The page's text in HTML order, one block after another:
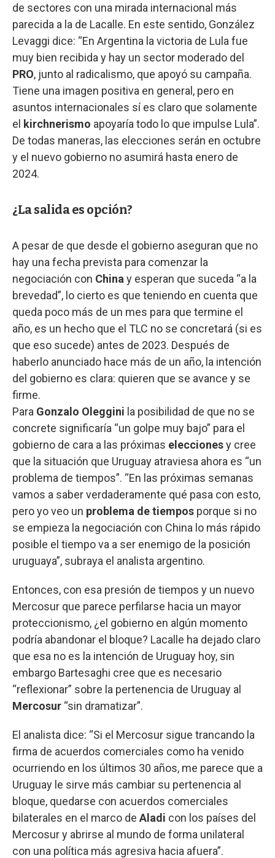
de sectores con una mirada internacional más
parecida a la de Lacalle. En este sentido, González
Levaggi dice: “En Argentina la victoria de Lula fue
muy bien recibida y hay un sector moderado del
PRO, junto al radicalismo, que apoyó su campaña.
Tiene una imagen positiva en general, pero en
asuntos internacionales sí es claro que solamente
el kirchnerismo apoyaría todo lo que impulse Lula”.
De todas maneras, las elecciones serán en octubre
y el nuevo gobierno no asumirá hasta enero de
2024.
¿La salida es opción?
A pesar de que desde el gobierno aseguran que no
hay una fecha prevista para comenzar la
negociación con China y esperan que suceda “a la
brevedad”, lo cierto es que teniendo en cuenta que
queda poco más de un mes para que termine el
año, es un hecho que el TLC no se concretará (si es
que eso sucede) antes de 2023. Después de
haberlo anunciado hace más de un año, la intención
del gobierno es clara: quieren que se avance y se
firme.
Para Gonzalo Oleggini la posibilidad de que no se
concrete significaría “un golpe muy bajo” para el
gobierno de cara a las próximas eleccionesy cree
que la situación que Uruguay atraviesa ahora es “un
problema de tiempos”. “En las próximas semanas
vamos a saber verdaderamente qué pasa con esto,
pero yo veo un problema de tiempos porque si no
se empieza la negociación con China lo más rápido
posible el tiempo va a ser enemigo de la posición
uruguaya”, subraya el analista argentino.
Entonces, con esa presión de tiempos y un nuevo
Mercosur que parece perfilarse hacia un mayor
proteccionismo, ¿el gobierno en algún momento
podría abandonar el bloque? Lacalle ha dejado claro
que esa no es la intención de Uruguay hoy, sin
embargo Bartesaghi cree que es necesario
“reflexionar” sobre la pertenencia de Uruguay al
Mercosur “sin dramatizar”.
El analista dice: “Si el Mercosur sigue trancando la
firma de acuerdos comerciales como ha venido
ocurriendo en los últimos 30 años, me parece que a
Uruguay le sirve más cambiar su pertenencia al
bloque, quedarse con acuerdos comerciales
bilaterales en el marco de Aladi con los países del
Mercosur y abrirse al mundo de forma unilateral
con una política más agresiva hacia afuera”.